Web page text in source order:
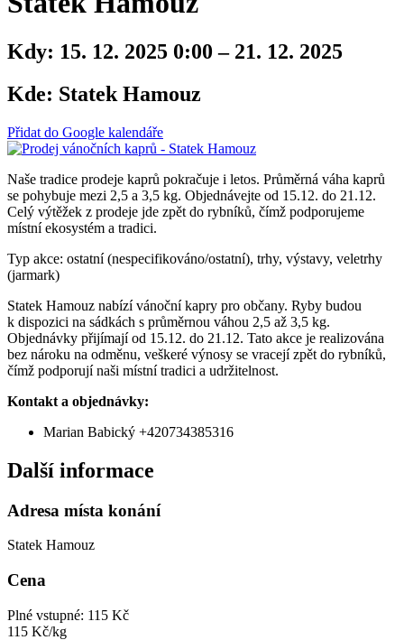
Kdy: 15. 12. 2025 0:00 – 21. 12. 2025
Kde: Statek Hamouz
Přidat do Google kalendáře
Naše tradice prodeje kaprů pokračuje i letos. Průměrná váha kaprů
se pohybuje mezi 2,5 a 3,5 kg. Objednávejte od 15.12. do 21.12.
Celý výtěžek z prodeje jde zpět do rybníků, čímž podporujeme
místní ekosystém a tradici.
Typ akce: ostatní (nespecifikováno/ostatní), trhy, výstavy, veletrhy
(jarmark)
Statek Hamouz nabízí vánoční kapry pro občany. Ryby budou
k dispozici na sádkách s průměrnou váhou 2,5 až 3,5 kg.
Objednávky přijímají od 15.12. do 21.12. Tato akce je realizována
bez nároku na odměnu, veškeré výnosy se vracejí zpět do rybníků,
čímž podporují naši místní tradici a udržitelnost.
Kontakt a objednávky:
Marian Babický +420734385316
Další informace
Adresa místa konání
Statek Hamouz
Cena
Plné vstupné: 115 Kč
115 Kč/kg